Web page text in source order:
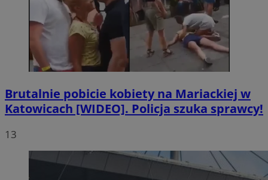
Brutalnie pobicie kobiety na Mariackiej w
Katowicach [WIDEO]. Policja szuka sprawcy!
13